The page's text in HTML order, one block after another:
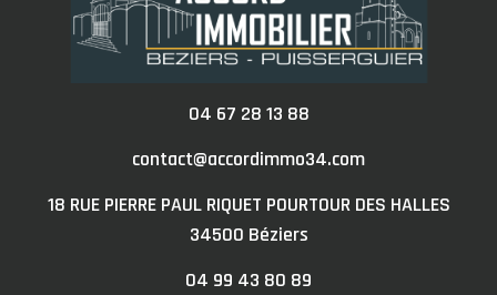
04 67 28 13 88
contact@accordimmo34.com
18 RUE PIERRE PAUL RIQUET POURTOUR DES HALLES
34500
béziers
04 99 43 80 89